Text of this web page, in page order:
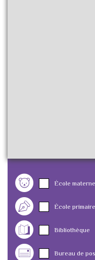
École
École primaire
Bibliothèque
Bureau de